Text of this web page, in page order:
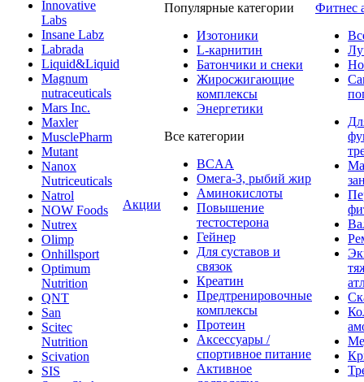
Innovative
Labs
Insane Labz
Labrada
Liquid&Liquid
Magnum
nutraceuticals
Mars Inc.
Maxler
MusclePharm
Mutant
Nanox
Nutriceuticals
Natrol
NOW Foods
Nutrex
Olimp
Onhillsport
Optimum
Nutrition
QNT
San
Scitec
Nutrition
Scivation
SIS
Акции
Популярные категории
Изотоники
L-карнитин
Батончики и снеки
Жиросжигающие
комплексы
Энергетики
Все категории
BCAA
Омега-3, рыбий жир
Аминокислоты
Повышение
тестостерона
Гейнер
Для суставов и
связок
Креатин
Предтренировочные
комплексы
Протеин
Аксессуары /
спортивное питание
Активное
Фитнес